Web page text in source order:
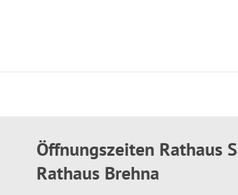
Öffnungszeiten Rathaus
Rathaus Brehna